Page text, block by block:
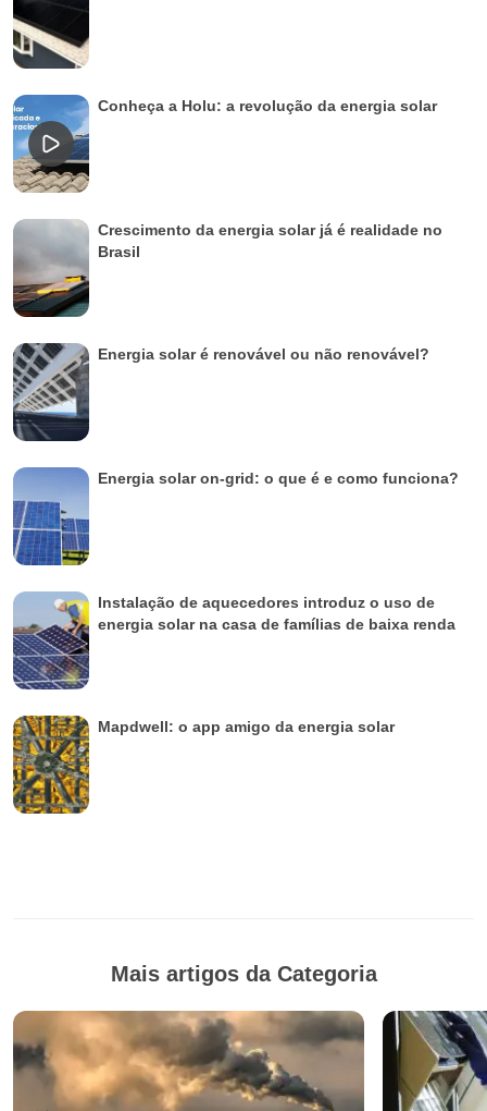
Conheça a Holu: a revolução da energia solar
Crescimento da energia solar já é realidade no
Brasil
Energia solar é renovável ou não renovável?
Energia solar on-grid: o que é e como funciona?
Instalação de aquecedores introduz o uso de
energia solar na casa de famílias de baixa renda
Mapdwell: o app amigo da energia solar
Mais artigos da Categoria